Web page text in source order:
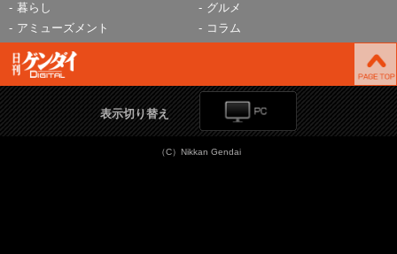
暮らし
グルメ
アミューズメント
コラム
表示切り替え
（C）Nikkan Gendai